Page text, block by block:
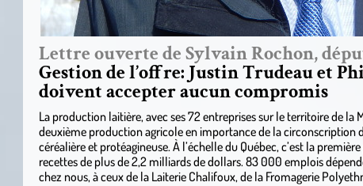
Lettre ouverte de Sylvain Rochon,
Gestion de l’offre: Justin Trudeau et
doivent accepter aucun compromis
La production laitière, avec ses 72 entreprises sur le territoire de la
deuxième production agricole en importance de la circonscription
céréalière et protéagineuse. À l’échelle du Québec, c’est la
recettes de plus de 2,2 milliards de dollars. 83 000 emplois
chez nous, à ceux de la Laiterie Chalifoux, de la Fromagerie